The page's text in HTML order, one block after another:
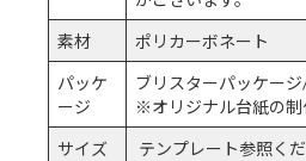
素材 ポリカーボネート
パッケ
ージ
ブリスターパッケー
※オリジナル台紙の制
サイズ テンプレート参照くだ